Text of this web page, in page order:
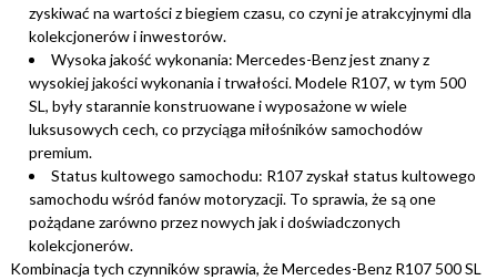
zyskiwać na wartości z biegiem czasu, co czyni je atrakcyjnymi dla
kolekcjonerów i inwestorów.
Wysoka jakość wykonania: Mercedes-Benz jest znany z
wysokiej jakości wykonania i trwałości. Modele R107, w tym 500
SL, były starannie konstruowane i wyposażone w wiele
luksusowych cech, co przyciąga miłośników samochodów
premium.
Status kultowego samochodu: R107 zyskał status kultowego
samochodu wśród fanów motoryzacji. To sprawia, że ​​są one
pożądane zarówno przez nowych jak i doświadczonych
kolekcjonerów.
Kombinacja tych czynników sprawia, że ​​Mercedes-Benz R107 500 SL